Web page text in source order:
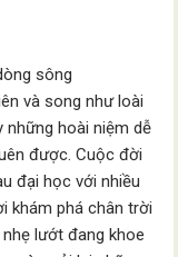
sông
và song như loài
những hoài niệm dễ
được. Cuộc đời
đại học với nhiều
khám phá chân trời
lướt đang khoe